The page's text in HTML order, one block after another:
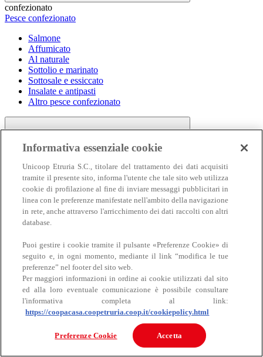
confezionato
Pesce confezionato
Salmone
Affumicato
Al naturale
Sottolio e marinato
Sottosale e essiccato
Insalate e antipasti
Altro pesce confezionato
Carne
Carne
Bovino
Informativa essenziale cookie
Unicoop Etruria S.C., titolare del trattamento dei dati acquisiti
tramite il presente sito, informa l'utente che tale sito web utilizza
cookie di profilazione al fine di inviare messaggi pubblicitari in
linea con le preferenze manifestate nell'ambito della navigazione
in rete, anche attraverso l'arricchimento dei dati raccolti con altri
database.
Puoi gestire i cookie tramite il pulsante «Preferenze Cookie» di
seguito e, in ogni momento, mediante il link “modifica le tue
preferenze” nel footer del sito web.
Per maggiori informazioni in ordine ai cookie utilizzati dal sito
ed alla loro eventuale comunicazione è possibile consultare
l'informativa completa al link:
https://coopacasa.coopetruria.coop.it/cookiepolicy.html
Preferenze Cookie Accetta